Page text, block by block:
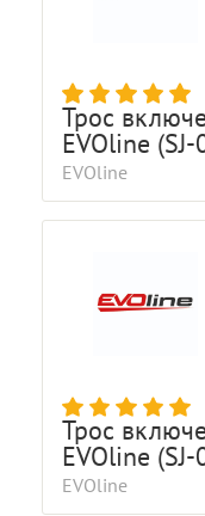
Трос
EVOline (SJ-
EVOline
Трос
EVOline (SJ-
EVOline